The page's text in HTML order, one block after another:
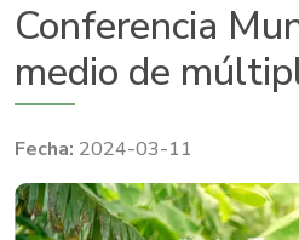
Conferencia
medio de
2024-03-11